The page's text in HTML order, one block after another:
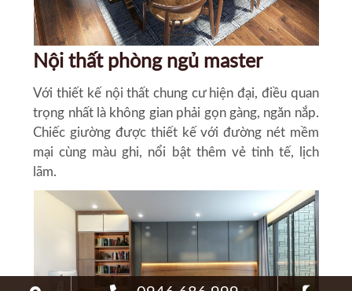
Nội thất phòng ngủ master
Với thiết kế nội thất chung cư hiện đại, điều quan
trọng nhất là không gian phải gọn gàng, ngăn nắp.
Chiếc giường được thiết kế với đường nét mềm
mại cùng màu ghi, nổi bật thêm vẻ tinh tế, lịch
lãm.